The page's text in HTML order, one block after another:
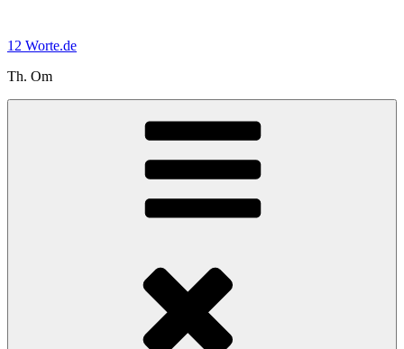
springen
12 Worte.de
Th. Om